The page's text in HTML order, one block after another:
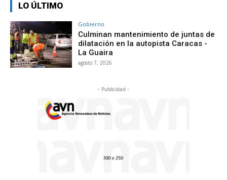
LO ÚLTIMO
Gobierno
Culminan mantenimiento de juntas de
dilatación en la autopista Caracas -
La Guaira
agosto 7, 2026
- Publicidad -